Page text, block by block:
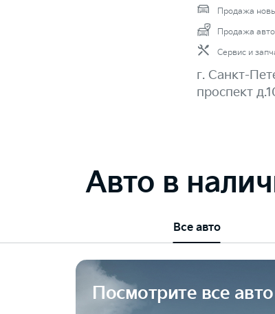
Продажа
Продажа
Сервис и
г. Санкт-
проспект
Авто в
Все авто
Посмотрите все авто